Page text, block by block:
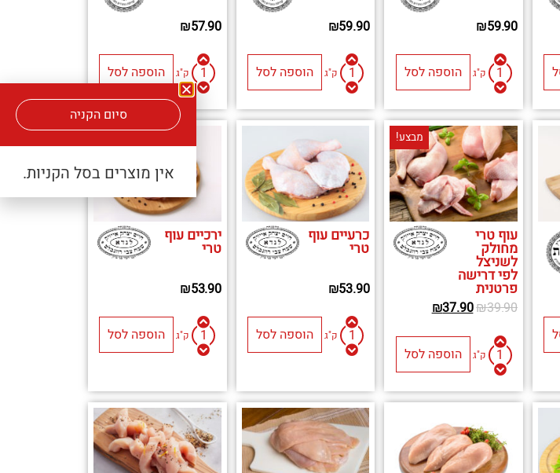
₪59.90
ק"ג הוספה לסל
₪59.90
ק"ג הוספה לסל
₪57.90
ק"ג הוספה לסל
מבצע!
עוף טרי
מחולק
לשניצל
לפי דרישה
פרטנית
₪39.90
₪37.90
ק"ג הוספה לסל
כרעיים עוף
טרי
₪53.90
ק"ג הוספה לסל
ירכיים עוף
טרי
₪53.90
ק"ג הוספה לסל
סיום הקניה
אין מוצרים בסל הקניות.